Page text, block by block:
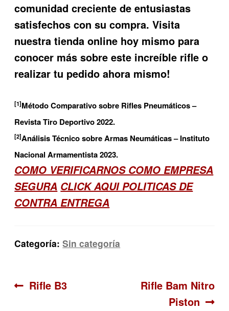
comunidad creciente de entusiastas
satisfechos con su compra. Visita
nuestra tienda online hoy mismo para
conocer más sobre este increíble rifle o
realizar tu pedido ahora mismo!
[1]Método Comparativo sobre Rifles Pneumáticos –
Revista Tiro Deportivo 2022.
[2]Análisis Técnico sobre Armas Neumáticas – Instituto
Nacional Armamentista 2023.
COMO VERIFICARNOS COMO EMPRESA
SEGURA CLICK AQUI POLITICAS DE
CONTRA ENTREGA
Categoría:Sin categoría
Navegación
Anterior:
Rifle B3 Siguiente:
Rifle Bam Nitro
Piston